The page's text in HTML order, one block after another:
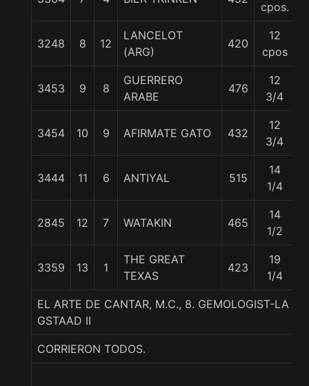
cpos.
3248 8 12
LANCELOT
(ARG)
420
12
cpos
3453 9 8
GUERRERO
ARABE
476
12
3/4
3454 10 9 AFIRMATE GATO 432
12
3/4
3444 11 6 ANTIYAL 515
14
1/4
2845 12 7 WATAKIN 465
14
1/2
3359 13 1
THE GREAT
TEXAS
423
19
1/4
EL ARTE DE CANTAR, M.C., 8. GEMOLOGIST-LA
GSTAAD II
CORRIERON TODOS.